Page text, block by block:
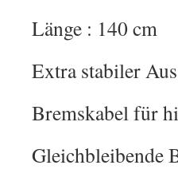
Länge : 140 cm
Extra stabiler
Bremskabel für
Gleichbleibende